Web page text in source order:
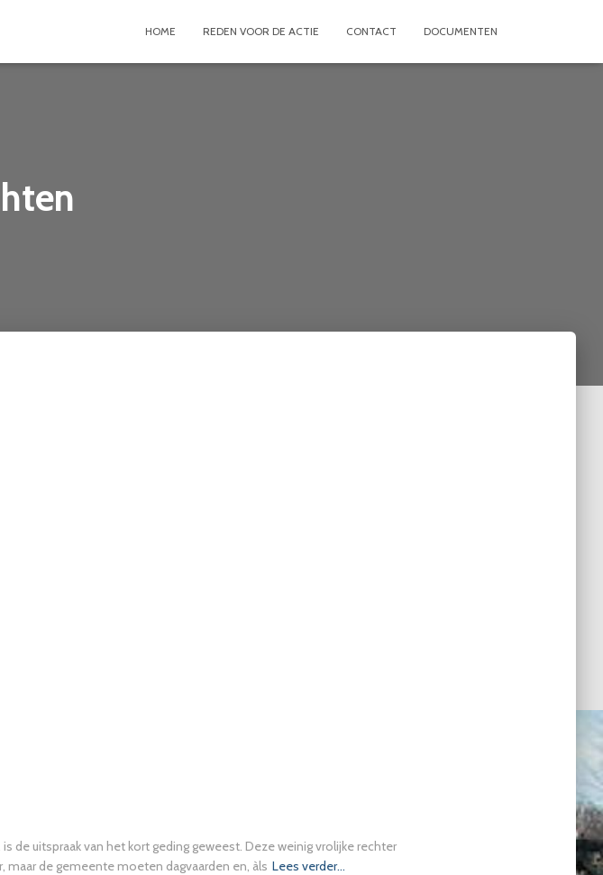
HOME REDEN VOOR DE ACTIE CONTACT DOCUMENTEN
de uitspraak van het kort geding geweest. Deze weinig vrolijke rechter
maar de gemeente moeten dagvaarden en, àls Lees verder…